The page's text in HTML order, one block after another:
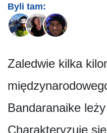
Byli tam:
Zaledwie kilka
Bandaranaike
Charakteryzuje